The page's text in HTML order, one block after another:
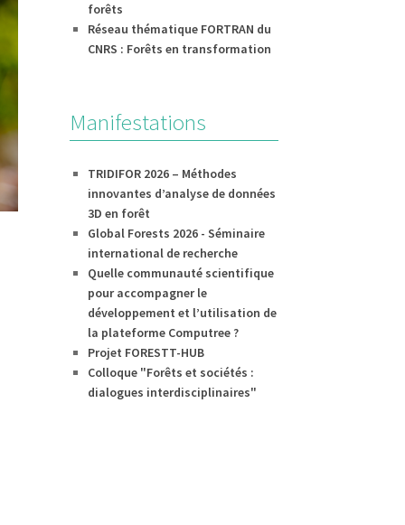
forêts
Réseau thématique FORTRAN du
CNRS : Forêts en transformation
Manifestations
TRIDIFOR 2026 – Méthodes
innovantes d’analyse de données
3D en forêt
Global Forests 2026 - Séminaire
international de recherche
Quelle communauté scientifique
pour accompagner le
développement et l’utilisation de
la plateforme Computree ?
Projet FORESTT-HUB
Colloque "Forêts et sociétés :
dialogues interdisciplinaires"